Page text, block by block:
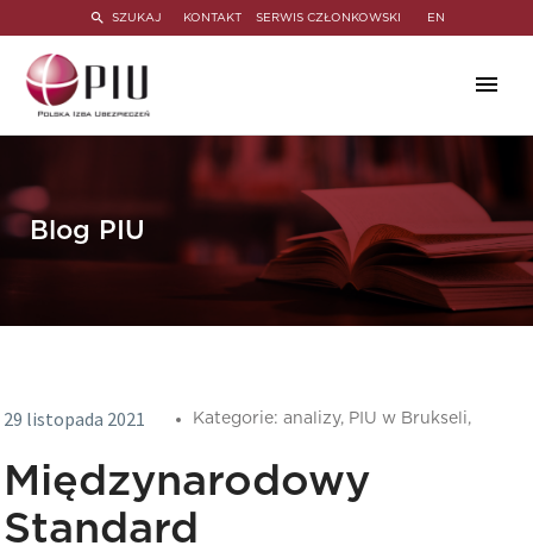
SZUKAJ KONTAKT SERWIS CZŁONKOWSKI EN
Blog PIU
29 listopada 2021 Kategorie: analizy, PIU w Brukseli,
Międzynarodowy
Standard